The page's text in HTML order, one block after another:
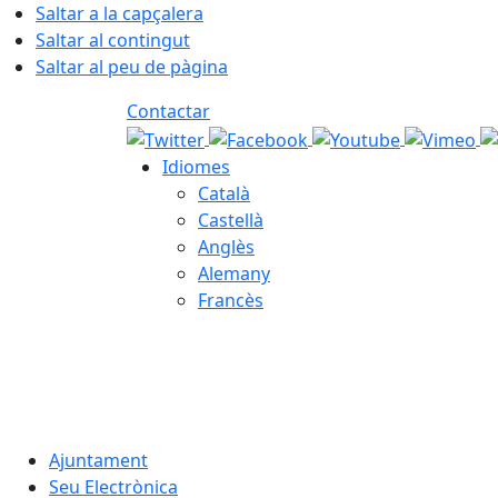
Saltar a la capçalera
Saltar al contingut
Saltar al peu de pàgina
Contactar
Idiomes
Català
Castellà
Anglès
Alemany
Francès
Ajuntament
Seu Electrònica